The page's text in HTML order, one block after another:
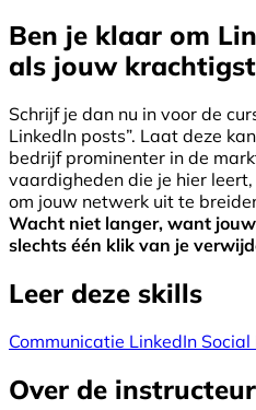
Ben je klaar om
als jouw
Schrijf je dan nu in voor de
LinkedIn posts”. Laat deze
bedrijf prominenter in de
vaardigheden die je hier
om jouw netwerk uit te
Wacht niet langer, want
slechts één klik van je
Leer deze skills
Communicatie LinkedIn
Over de instructeur